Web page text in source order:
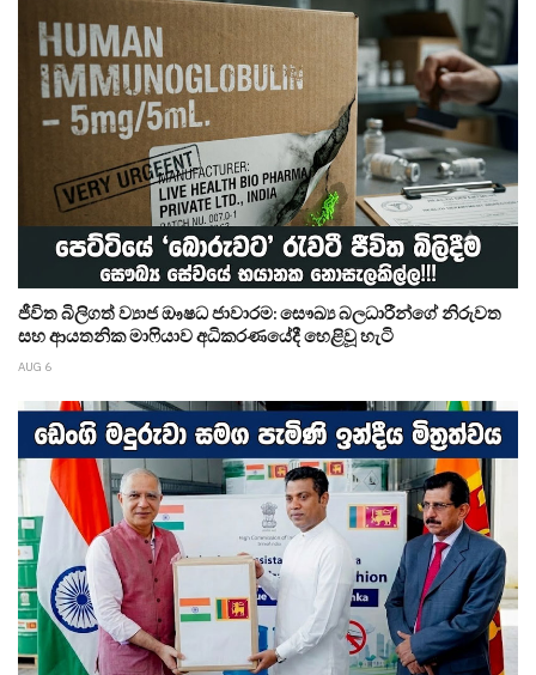
ජීවිත බිලිගත් ව්‍යාජ ඖෂධ ජාවාරම: සෞඛ්‍ය බලධාරීන්ගේ නිරුවත
සහ ආයතනික මාෆියාව අධිකරණයේදී හෙළිවූ හැටි
AUG 6